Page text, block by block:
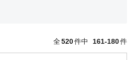
全520件中 161-180件